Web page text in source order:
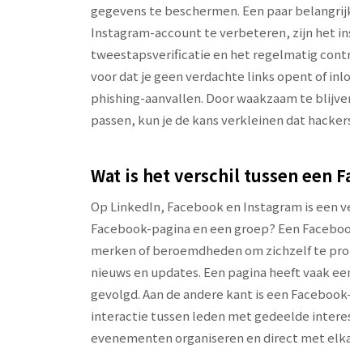
gegevens te beschermen. Een paar
Instagram-account te verbeteren, zijn het
tweestapsverificatie en het regelmatig
voor dat je geen verdachte links opent of
phishing-aanvallen. Door waakzaam te
passen, kun je de kans verkleinen dat
Wat is het verschil tussen een
Op LinkedIn, Facebook en Instagram is een
Facebook-pagina en een groep? Een
merken of beroemdheden om zichzelf te
nieuws en updates. Een pagina heeft vaak
gevolgd. Aan de andere kant is een
interactie tussen leden met gedeelde
evenementen organiseren en direct met